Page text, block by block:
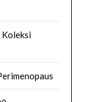
Koleksi